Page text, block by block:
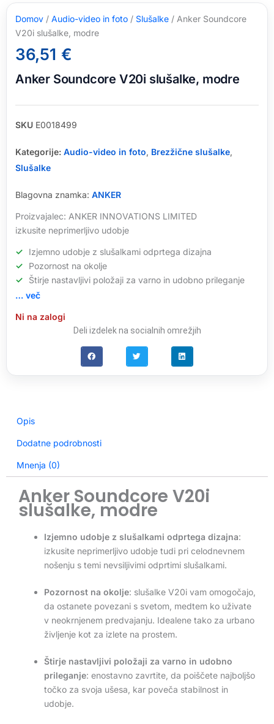
Domov / Audio-video in foto / Slušalke / Anker Soundcore
V20i slušalke, modre
36,51 €
Anker Soundcore V20i slušalke, modre
SKU E0018499
Kategorije: Audio-video in foto, Brezžične slušalke,
Slušalke
Blagovna znamka: ANKER
Proizvajalec: ANKER INNOVATIONS LIMITED
izkusite neprimerljivo udobje
Izjemno udobje z slušalkami odprtega dizajna
Pozornost na okolje
Štirje nastavljivi položaji za varno in udobno prileganje
… več
Ni na zalogi
Deli izdelek na socialnih omrežjih
Opis
Dodatne podrobnosti
Mnenja (0)
Anker Soundcore V20i
slušalke, modre
Izjemno udobje z slušalkami odprtega dizajna:
izkusite neprimerljivo udobje tudi pri celodnevnem
nošenju s temi nevsiljivimi odprtimi slušalkami.
Pozornost na okolje: slušalke V20i vam omogočajo,
da ostanete povezani s svetom, medtem ko uživate
v neokrnjenem predvajanju. Idealene tako za urbano
življenje kot za izlete na prostem.
Štirje nastavljivi položaji za varno in udobno
prileganje: enostavno zavrtite, da poiščete najboljšo
točko za svoja ušesa, kar poveča stabilnost in
udobje.